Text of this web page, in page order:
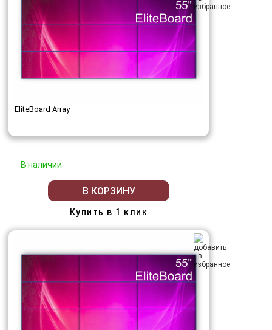
EliteBoard Array
В наличии
В КОРЗИНУ
Купить в 1 клик